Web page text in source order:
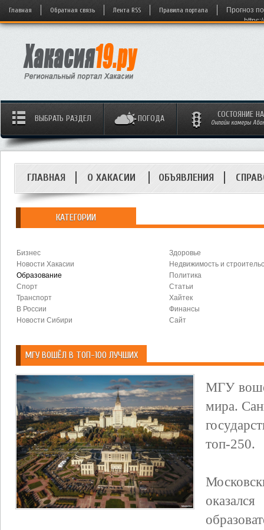
Главная Обратная связь Лента RSS Правила портала
Прогноз
ВЫБРАТЬ РАЗДЕЛ ПОГОДА СОСТОЯНИЕ
Онлайн камеры
ГЛАВНАЯ О ХАКАСИИ ОБЪЯВЛЕНИЯ
КАТЕГОРИИ
Бизнес
Здоровье
Новости Хакасии
Недвижимость и
Образование
Политика
Спорт
Статьи
Транспорт
Хайтек
В России
Финансы
Новости Сибири
Сайт
МГУ ВОШЁЛ В ТОП-100 ЛУЧШИХ
МГУ
мира.
топ-250.